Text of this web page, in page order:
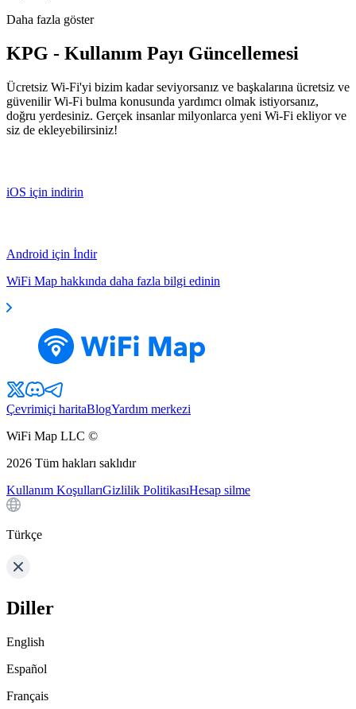
Daha fazla göster
KPG - Kullanım Payı Güncellemesi
Ücretsiz Wi-Fi'yi bizim kadar seviyorsanız ve başkalarına ücretsiz ve
güvenilir Wi-Fi bulma konusunda yardımcı olmak istiyorsanız,
doğru yerdesiniz. Gerçek insanlar milyonlarca yeni Wi-Fi ekliyor ve
siz de ekleyebilirsiniz!
iOS için indirin
Android için İndir
WiFi Map hakkında daha fazla bilgi edinin
Çevrimiçi haritaBlogYardım merkezi
WiFi Map LLC ©
2026 Tüm hakları saklıdır
Kullanım KoşullarıGizlilik PolitikasıHesap silme
Türkçe
Diller
English
Español
Français